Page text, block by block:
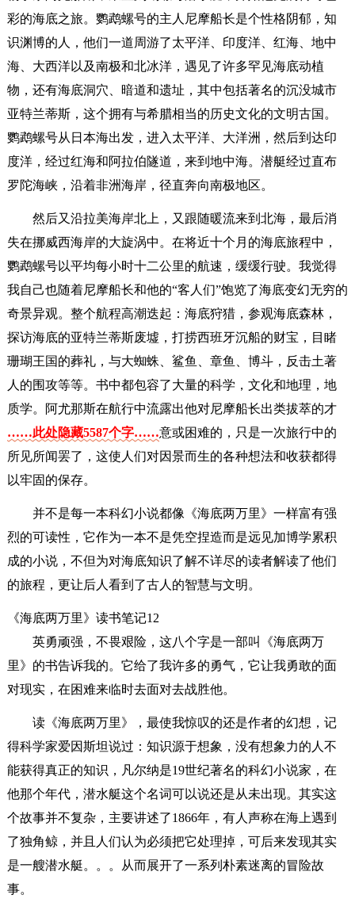
彩的海底之旅。鹦鹉螺号的主人尼摩船长是个性格阴郁，知
识渊博的人，他们一道周游了太平洋、印度洋、红海、地中
海、大西洋以及南极和北冰洋，遇见了许多罕见海底动植
物，还有海底洞穴、暗道和遗址，其中包括著名的沉没城市
亚特兰蒂斯，这个拥有与希腊相当的历史文化的文明古国。
鹦鹉螺号从日本海出发，进入太平洋、大洋洲，然后到达印
度洋，经过红海和阿拉伯隧道，来到地中海。潜艇经过直布
罗陀海峡，沿着非洲海岸，径直奔向南极地区。
然后又沿拉美海岸北上，又跟随暖流来到北海，最后消
失在挪威西海岸的大旋涡中。在将近十个月的海底旅程中，
鹦鹉螺号以平均每小时十二公里的航速，缓缓行驶。我觉得
我自己也随着尼摩船长和他的“客人们”饱览了海底变幻无穷的
奇景异观。整个航程高潮迭起：海底狩猎，参观海底森林，
探访海底的亚特兰蒂斯废墟，打捞西班牙沉船的财宝，目睹
珊瑚王国的葬礼，与大蜘蛛、鲨鱼、章鱼、博斗，反击土著
人的围攻等等。书中都包容了大量的科学，文化和地理，地
质学。阿尤那斯在航行中流露出他对尼摩船长出类拔萃的才
……此处隐藏5587个字……意或困难的，只是一次旅行中的
所见所闻罢了，这使人们对因景而生的各种想法和收获都得
以牢固的保存。
并不是每一本科幻小说都像《海底两万里》一样富有强
烈的可读性，它作为一本不是凭空捏造而是远见加博学累积
成的小说，不但为对海底知识了解不详尽的读者解读了他们
的旅程，更让后人看到了古人的智慧与文明。
《海底两万里》读书笔记12
英勇顽强，不畏艰险，这八个字是一部叫《海底两万
里》的书告诉我的。它给了我许多的勇气，它让我勇敢的面
对现实，在困难来临时去面对去战胜他。
读《海底两万里》，最使我惊叹的还是作者的幻想，记
得科学家爱因斯坦说过：知识源于想象，没有想象力的人不
能获得真正的知识，凡尔纳是19世纪著名的科幻小说家，在
他那个年代，潜水艇这个名词可以说还是从未出现。其实这
个故事并不复杂，主要讲述了1866年，有人声称在海上遇到
了独角鲸，并且人们认为必须把它处理掉，可后来发现其实
是一艘潜水艇。。。从而展开了一系列朴素迷离的冒险故
事。